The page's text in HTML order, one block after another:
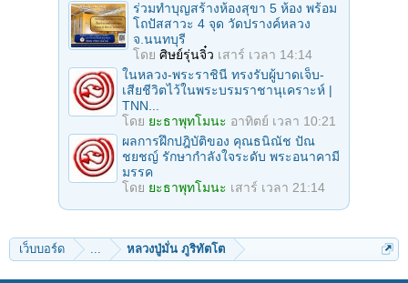
ร่วมทําบุญสร้างห้องสุขา 5 ห้อง พร้อม
โถปัสสาวะ 4 จุด วัดปรางค์หลวง
จ.นนทบุรี
โดย ศิษย์รุ่นจิ๋ว เสาร์ เวลา 14:14
ในหลวง-พระราชินี ทรงรับผู้บาดเจ็บ-
เสียชีวิตไว้ในพระบรมราชานุเคราะห์ |
TNN...
โดย ยะธาพุทโมนะ อาทิตย์ เวลา 10:21
ผลการฝึกปฎิบัติของ คุณธนิณัช ปัณ
ชยชญ์ รักษากำลังใจระดับ พระอนาคามี
มรรค
โดย ยะธาพุทโมนะ เสาร์ เวลา 21:14
เว็บบอร์ด ... หลวงปู่มั่น ภูริทัตโต